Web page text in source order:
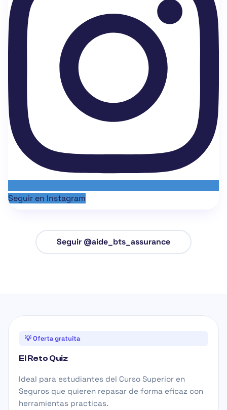
Seguir en Instagram
Seguir @aide_bts_assurance
💡 Oferta gratuita
El Reto Quiz
Ideal para estudiantes del Curso Superior en
Seguros que quieren repasar de forma eficaz con
herramientas practicas.